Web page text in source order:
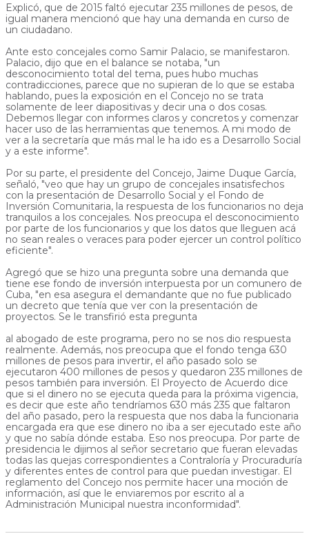
Explicó, que de 2015 faltó ejecutar 235 millones de pesos, de
igual manera mencionó que hay una demanda en curso de
un ciudadano.
Ante esto concejales como Samir Palacio, se manifestaron.
Palacio, dijo que en el balance se notaba, "un
desconocimiento total del tema, pues hubo muchas
contradicciones, parece que no supieran de lo que se estaba
hablando, pues la exposición en el Concejo no se trata
solamente de leer diapositivas y decir una o dos cosas.
Debemos llegar con informes claros y concretos y comenzar
hacer uso de las herramientas que tenemos. A mi modo de
ver a la secretaría que más mal le ha ido es a Desarrollo Social
y a este informe".
Por su parte, el presidente del Concejo, Jaime Duque García,
señaló, "veo que hay un grupo de concejales insatisfechos
con la presentación de Desarrollo Social y el Fondo de
Inversión Comunitaria, la respuesta de los funcionarios no deja
tranquilos a los concejales. Nos preocupa el desconocimiento
por parte de los funcionarios y que los datos que lleguen acá
no sean reales o veraces para poder ejercer un control político
eficiente".
Agregó que se hizo una pregunta sobre una demanda que
tiene ese fondo de inversión interpuesta por un comunero de
Cuba, "en esa asegura el demandante que no fue publicado
un decreto que tenía que ver con la presentación de
proyectos. Se le transfirió esta pregunta
al abogado de este programa, pero no se nos dio respuesta
realmente. Además, nos preocupa que el fondo tenga 630
millones de pesos para invertir, el año pasado solo se
ejecutaron 400 millones de pesos y quedaron 235 millones de
pesos también para inversión. El Proyecto de Acuerdo dice
que si el dinero no se ejecuta queda para la próxima vigencia,
es decir que este año tendríamos 630 más 235 que faltaron
del año pasado, pero la respuesta que nos daba la funcionaria
encargada era que ese dinero no iba a ser ejecutado este año
y que no sabía dónde estaba. Eso nos preocupa. Por parte de
presidencia le dijimos al señor secretario que fueran elevadas
todas las quejas correspondientes a Contraloría y Procuraduría
y diferentes entes de control para que puedan investigar. El
reglamento del Concejo nos permite hacer una moción de
información, así que le enviaremos por escrito al a
Administración Municipal nuestra inconformidad".